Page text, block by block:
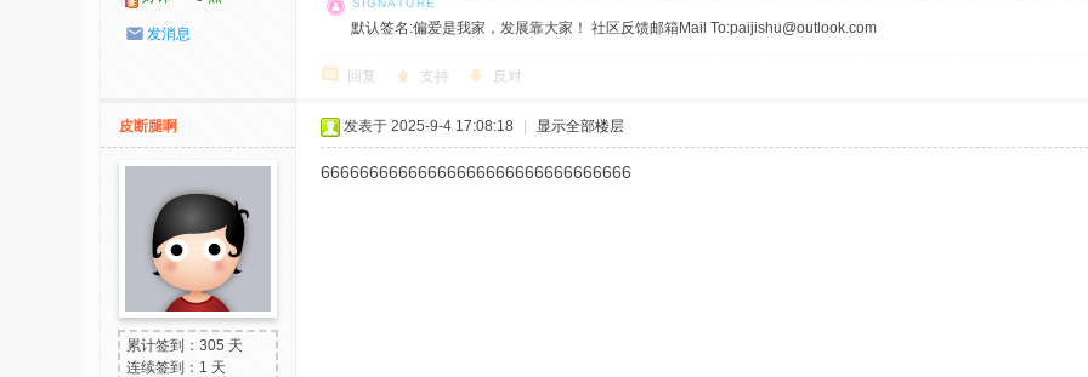
发消息 默认签名:偏爱是我家，发展靠大家！ 社区反馈邮箱Mail To:paijishu@outlook.com
回复 支持 反对
皮断腿啊
累计签到：305 天
连续签到：1 天
发表于 2025-9-4 17:08:18 显示全部楼层
66666666666666666666666666666666